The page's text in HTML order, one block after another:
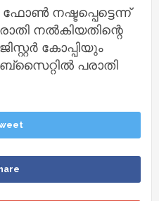
നഷ്ടപ്പെട്ടെന്ന്
നൽകിയതിന്റെ
കോപ്പിയും
പരാതി